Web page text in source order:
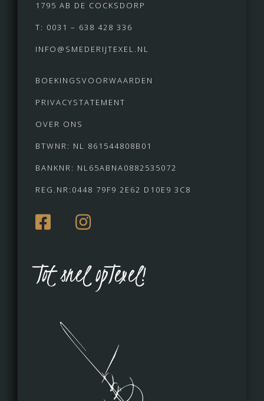
1795 AB DE COCKSDORP
T: 0031 – 638 428 336
INFO@SMEDERIJTEXEL.NL
BOEKINGSVOORWAARDEN
PRIVACYSTATEMENT
OVER ONS
BTWNR: NL 861544808B01
BANKNR: NL65ABNA0882535072
REG.NR:0448 79F9 2E62 D10E9 3C8
Tot snel opTexel!